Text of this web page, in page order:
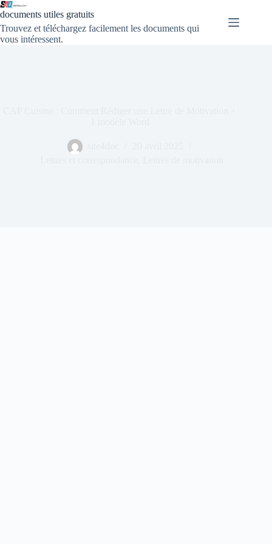
documents utiles gratuits
Trouvez et téléchargez facilement les documents qui
vous intéressent.